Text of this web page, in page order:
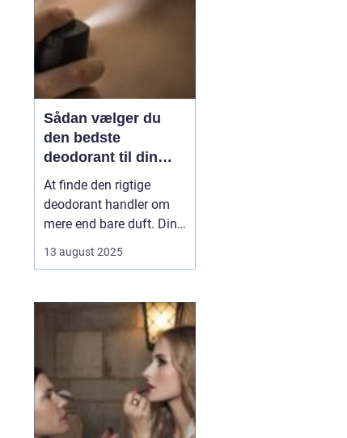
Sådan vælger du
den bedste
deodorant til din
hud
At finde den rigtige
deodorant handler om
mere end bare duft. Din
personlige præferencer
hvad der fungerer bedst
deodoranter beskytter
mod lugt, andre mod
sved, og enkelte gør ...
13 august 2025